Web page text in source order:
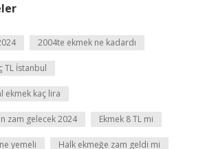
2004te ekmek ne kadardı
TL İstanbul
ekmek kaç lira
zam gelecek 2024 Ekmek 8 TL mi
yemeli Halk ekmeğe zam geldi mi